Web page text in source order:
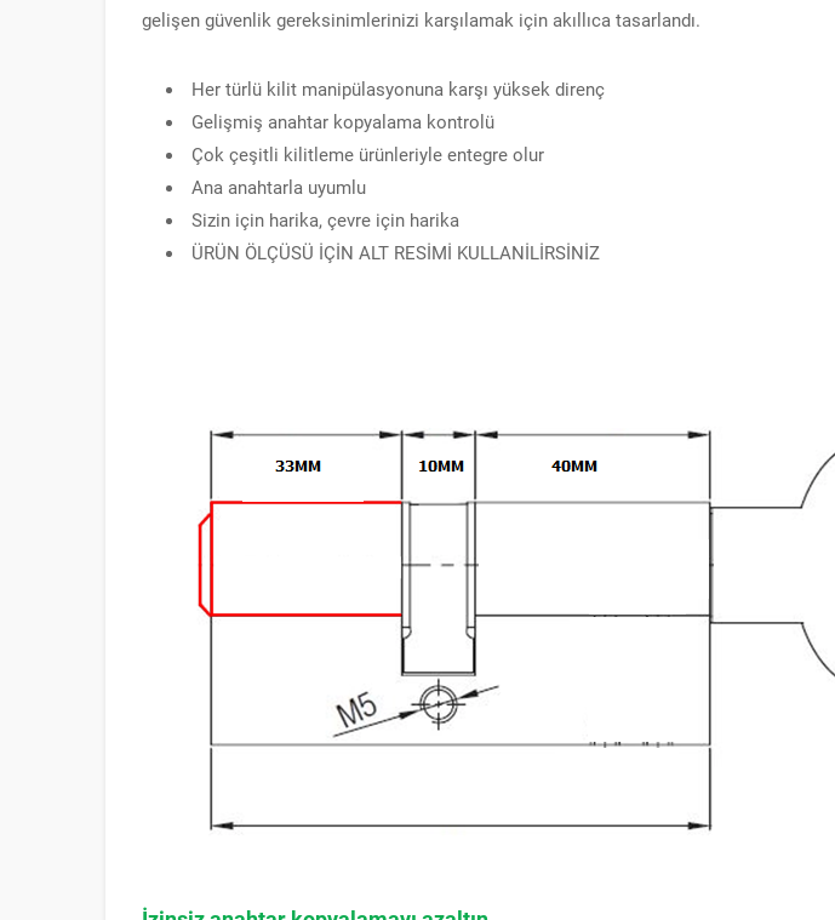
gelişen güvenlik gereksinimlerinizi karşılamak için akıllıca tasarlandı.
Her türlü kilit manipülasyonuna karşı yüksek direnç
Gelişmiş anahtar kopyalama kontrolü
Çok çeşitli kilitleme ürünleriyle entegre olur
Ana anahtarla uyumlu
Sizin için harika, çevre için harika
ÜRÜN ÖLÇÜSÜ İÇİN ALT RESİMİ KULLANİLİRSİNİZ